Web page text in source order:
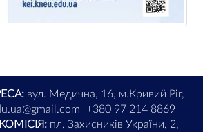
вул. Медична, 16, м.Кривий Ріг,
+380 97 214 8869
пл. Захисників України, 2,